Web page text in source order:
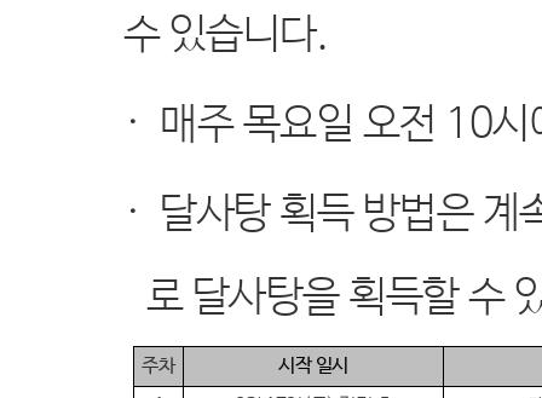
수 있습니다.
· 매주 목요일 오전 10시
· 달사탕 획득 방법은 계
로 달사탕을 획득할 수
주차
시작 일시